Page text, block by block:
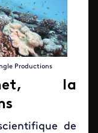
Productions
la
de